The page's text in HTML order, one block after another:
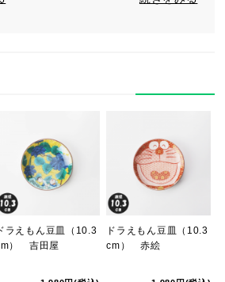
ラえもん豆皿（10.3
） 吉田屋
ドラえもん豆皿（10.3
cm） 赤絵